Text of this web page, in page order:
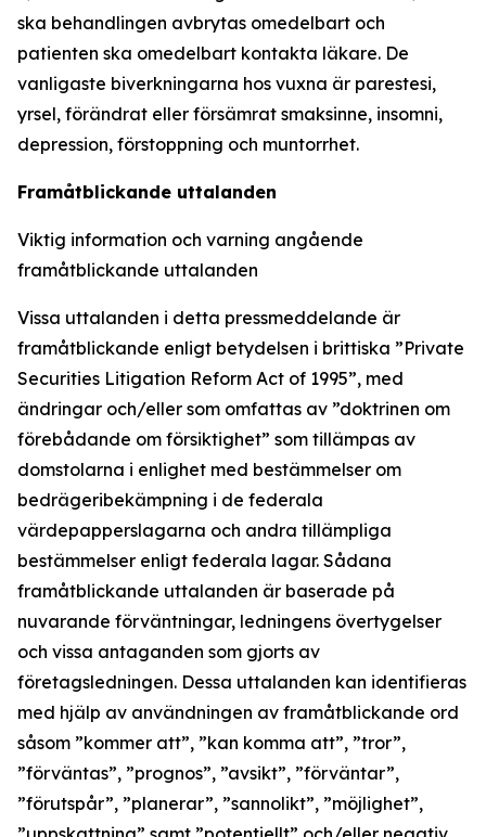
ska behandlingen avbrytas omedelbart och
patienten ska omedelbart kontakta läkare. De
vanligaste biverkningarna hos vuxna är parestesi,
yrsel, förändrat eller försämrat smaksinne, insomni,
depression, förstoppning och muntorrhet.
Framåtblickande uttalanden
Viktig information och varning angående
framåtblickande uttalanden
Vissa uttalanden i detta pressmeddelande är
framåtblickande enligt betydelsen i brittiska ”Private
Securities Litigation Reform Act of 1995”, med
ändringar och/eller som omfattas av ”doktrinen om
förebådande om försiktighet” som tillämpas av
domstolarna i enlighet med bestämmelser om
bedrägeribekämpning i de federala
värdepapperslagarna och andra tillämpliga
bestämmelser enligt federala lagar. Sådana
framåtblickande uttalanden är baserade på
nuvarande förväntningar, ledningens övertygelser
och vissa antaganden som gjorts av
företagsledningen. Dessa uttalanden kan identifieras
med hjälp av användningen av framåtblickande ord
såsom ”kommer att”, ”kan komma att”, ”tror”,
”förväntas”, ”prognos”, ”avsikt”, ”förväntar”,
”förutspår”, ”planerar”, ”sannolikt”, ”möjlighet”,